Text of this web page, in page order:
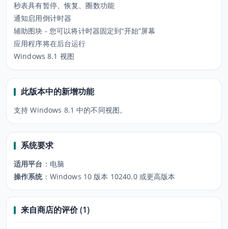
秒表具有暂停、恢复、圈数功能
通知启用倒计时器
辅助图块 - 您可以将计时器固定到“开始”屏幕
应用程序将在后台运行
Windows 8.1 视图
此版本中的新增功能
支持 Windows 8.1 中的不同视图。
系统要求
适用平台 ： 电脑
操作系统： Windows 10 版本 10240.0 或更高版本
来自商店的评价 (1)